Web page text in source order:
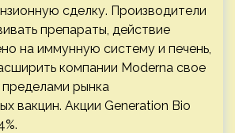
сделку. Производители
препараты, действие
на иммунную систему и печень,
компании Moderna свое
рынка
вакцин. Акции Generation Bio